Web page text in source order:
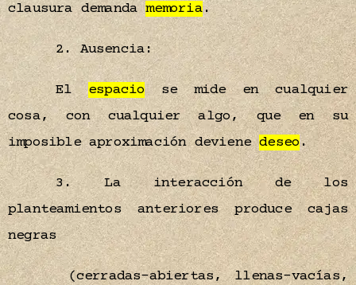
clausura demandamemoria.
2. Ausencia:
El espaciose mide en cualquier
cosa, con cualquier algo, que en su
imposible aproximación devienedeseo.
3. La interacción de los
planteamientos anteriores produce cajas
negras
(cerradas-abiertas, llenas-vacías,